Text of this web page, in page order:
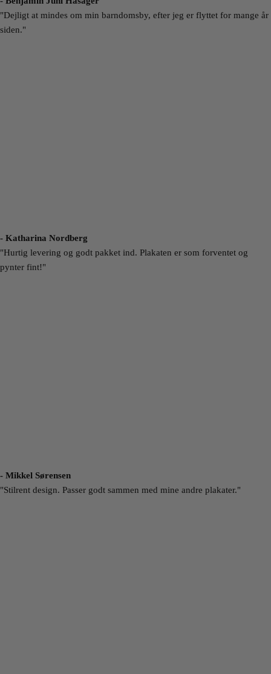
"Dejligt at mindes om min barndomsby, efter jeg er flyttet for mange år
siden."
- Katharina Nordberg
"Hurtig levering og godt pakket ind. Plakaten er som forventet og
pynter fint!"
- Mikkel Sørensen
"Stilrent design. Passer godt sammen med mine andre plakater."